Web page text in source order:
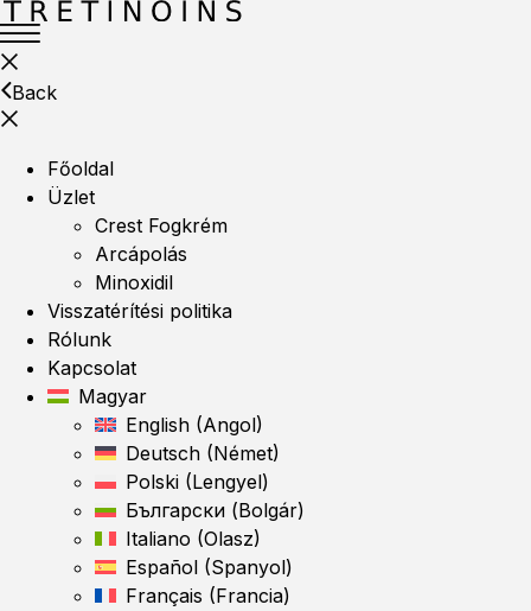
Back
Főoldal
Üzlet
Crest Fogkrém
Arcápolás
Minoxidil
Visszatérítési politika
Rólunk
Kapcsolat
Magyar
English (Angol)
Deutsch (Német)
Polski (Lengyel)
Български (Bolgár)
Italiano (Olasz)
Español (Spanyol)
Français (Francia)